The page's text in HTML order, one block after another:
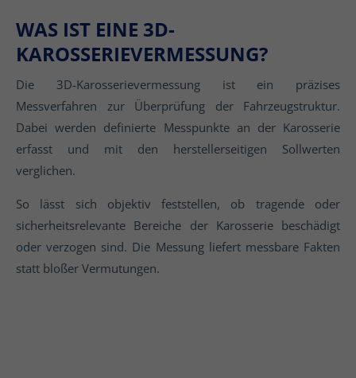
WAS IST EINE 3D-
KAROSSERIEVERMESSUNG?
Die 3D-Karosserievermessung ist ein präzises
Messverfahren zur Überprüfung der Fahrzeugstruktur.
Dabei werden definierte Messpunkte an der Karosserie
erfasst und mit den herstellerseitigen Sollwerten
verglichen.
So lässt sich objektiv feststellen, ob tragende oder
sicherheitsrelevante Bereiche der Karosserie beschädigt
oder verzogen sind. Die Messung liefert messbare Fakten
statt bloßer Vermutungen.